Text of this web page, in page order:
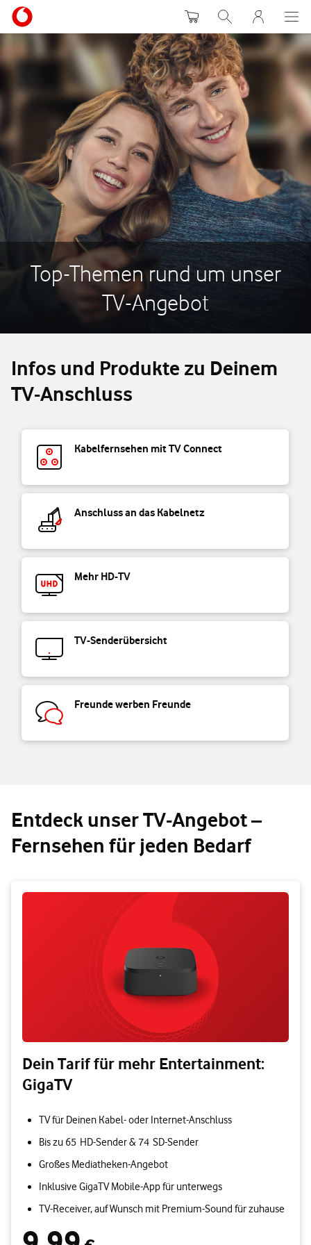
WarenkorbSuche MeinVodafone
Top-Themen rund um unser
TV-Angebot
Infos und Produkte zu Deinem
TV-Anschluss
Kabelfernsehen mit TV Connect
Anschluss an das Kabelnetz
Mehr HD-TV
TV-Senderübersicht
Freunde werben Freunde
Entdeck unser TV-Angebot –
Fernsehen für jeden Bedarf
Dein Tarif für mehr Entertainment:
GigaTV
TV für Deinen Kabel- oder Internet-Anschluss
Bis zu 65 HD-Sender & 74 SD-Sender
Großes Mediatheken-Angebot
Inklusive GigaTV Mobile-App für unterwegs
TV-Receiver, auf Wunsch mit Premium-Sound für zuhause
9,99 € pro Monat